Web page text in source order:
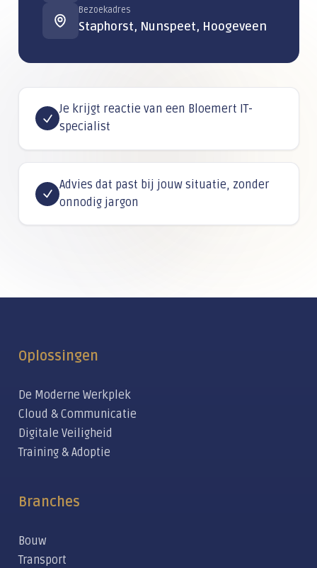
Bezoekadres
Staphorst, Nunspeet, Hoogeveen
Je krijgt reactie van een Bloemert IT-
specialist
Advies dat past bij jouw situatie, zonder
onnodig jargon
Oplossingen
De Moderne Werkplek
Cloud & Communicatie
Digitale Veiligheid
Training & Adoptie
Branches
Bouw
Transport